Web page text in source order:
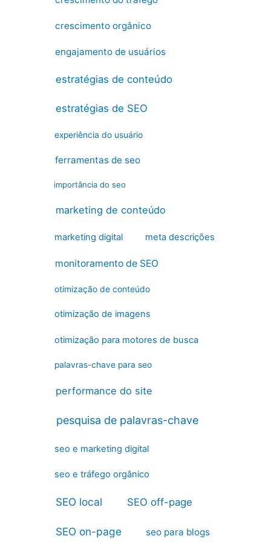
crescimento orgânico
engajamento de usuários
estratégias de conteúdo
estratégias de SEO
experiência do usuário
ferramentas de seo
importância do seo
marketing de conteúdo
marketing digital meta descrições
monitoramento de SEO
otimização de conteúdo
otimização de imagens
otimização para motores de busca
palavras-chave para seo
performance do site
pesquisa de palavras-chave
seo e marketing digital
seo e tráfego orgânico
SEO local SEO off-page
SEO on-page seo para blogs